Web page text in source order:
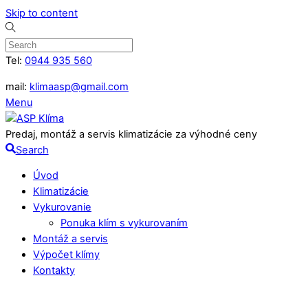
Skip to content
Tel: 0944 935 560
mail: klimaasp@gmail.com
Menu
Predaj, montáž a servis klimatizácie za výhodné ceny
Search
Úvod
Klimatizácie
Vykurovanie
Ponuka klím s vykurovaním
Montáž a servis
Výpočet klímy
Kontakty